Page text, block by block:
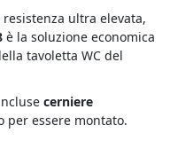
resistenza ultra elevata,
è la soluzione economica
tavoletta WC del
cerniere
per essere montato.